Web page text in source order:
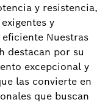
y resistencia,
y
Nuestras
destacan por su
excepcional y
las convierte en
que buscan